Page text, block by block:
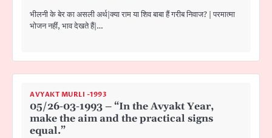
भीलनी के बेर का असली अर्थ|क्या राम या शिव बाबा हैं गरीब निवाज? | परमात्मा
भोजन नहीं, भाव देखते हैं|…
AVYAKT MURLI -1993
05/26-03-1993 – “In the Avyakt Year,
make the aim and the practical signs
equal.”